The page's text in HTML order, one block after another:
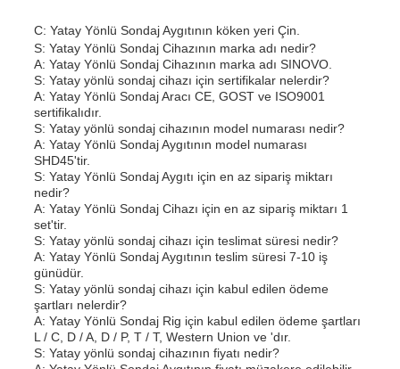
C: Yatay Yönlü Sondaj Aygıtının köken yeri Çin.
S: Yatay Yönlü Sondaj Cihazının marka adı nedir?
A: Yatay Yönlü Sondaj Cihazının marka adı SINOVO.
S: Yatay yönlü sondaj cihazı için sertifikalar nelerdir?
A: Yatay Yönlü Sondaj Aracı CE, GOST ve ISO9001
sertifikalıdır.
S: Yatay yönlü sondaj cihazının model numarası nedir?
A: Yatay Yönlü Sondaj Aygıtının model numarası
SHD45'tir.
S: Yatay Yönlü Sondaj Aygıtı için en az sipariş miktarı
nedir?
A: Yatay Yönlü Sondaj Cihazı için en az sipariş miktarı 1
set'tir.
S: Yatay yönlü sondaj cihazı için teslimat süresi nedir?
A: Yatay Yönlü Sondaj Aygıtının teslim süresi 7-10 iş
günüdür.
S: Yatay yönlü sondaj cihazı için kabul edilen ödeme
şartları nelerdir?
A: Yatay Yönlü Sondaj Rig için kabul edilen ödeme şartları
L / C, D / A, D / P, T / T, Western Union ve 'dır.
S: Yatay yönlü sondaj cihazının fiyatı nedir?